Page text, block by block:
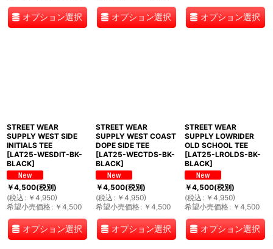
オプション選択 オプション選択 オプション選択
STREET WEAR
SUPPLY WEST SIDE
INITIALS TEE
[LAT25-WESDIT-BK-
BLACK]
￥4,500(税別)
(税込 : ￥ 4,950)
希望小売価格: ￥ 4,500
オプション選択
STREET WEAR
SUPPLY WEST COAST
DOPE SIDE TEE
[LAT25-WECTDS-BK-
BLACK]
￥4,500(税別)
(税込 : ￥ 4,950)
希望小売価格: ￥ 4,500
オプション選択
STREET WEAR
SUPPLY LOWRIDER
OLD SCHOOL TEE
[LAT25-LROLDS-BK-
BLACK]
￥4,500(税別)
(税込 : ￥ 4,950)
希望小売価格: ￥ 4,500
オプション選択